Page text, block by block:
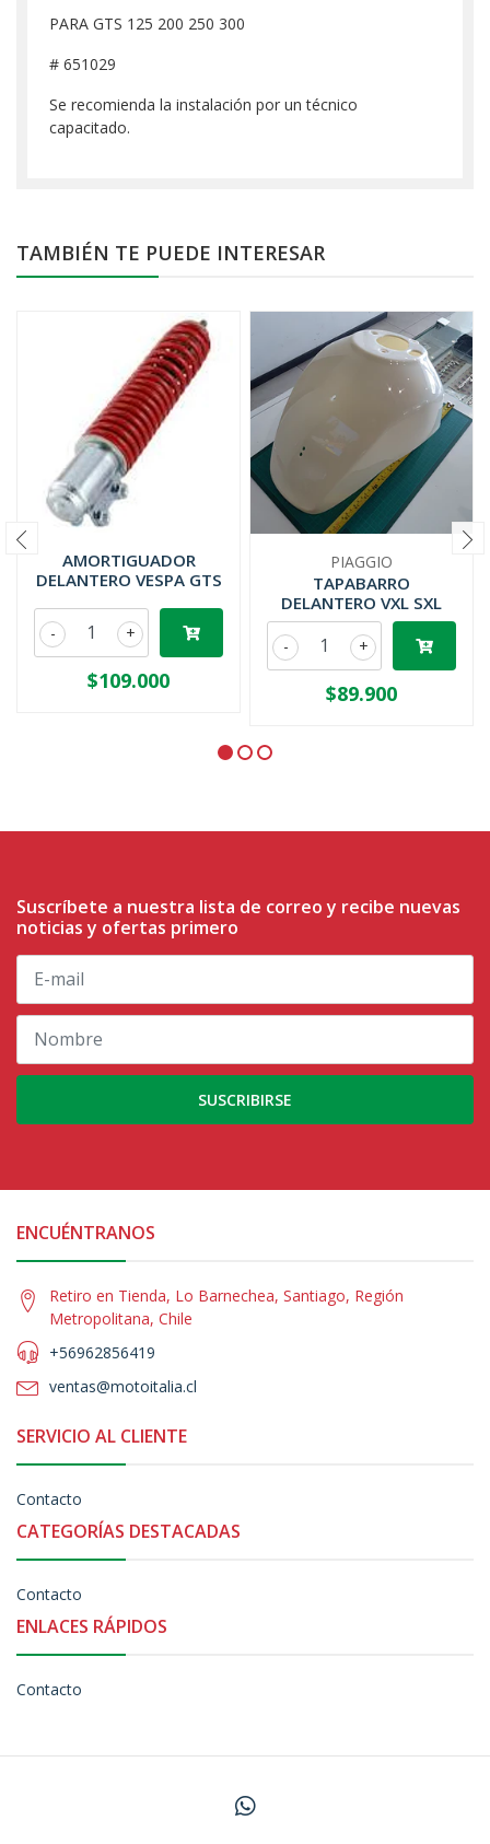
PARA GTS 125 200 250 300
# 651029
Se recomienda la instalación por un técnico
capacitado.
TAMBIÉN TE PUEDE INTERESAR
AMORTIGUADOR
DELANTERO VESPA GTS
+
-
$109.000
PIAGGIO
TAPABARRO
DELANTERO VXL SXL
+
-
$89.900
Suscríbete a nuestra lista de correo y recibe nuevas
noticias y ofertas primero
SUSCRIBIRSE
ENCUÉNTRANOS
Retiro en Tienda, Lo Barnechea, Santiago, Región
Metropolitana, Chile
+56962856419
ventas@motoitalia.cl
SERVICIO AL CLIENTE
Contacto
CATEGORÍAS DESTACADAS
Contacto
ENLACES RÁPIDOS
Contacto